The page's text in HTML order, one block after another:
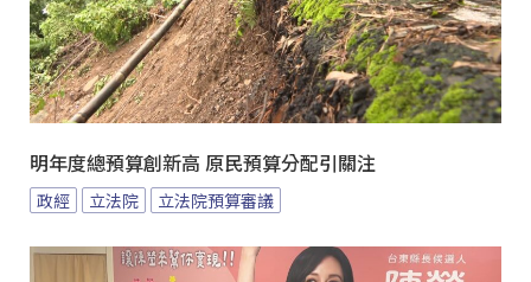
明年度總預算創新高 原民預算分配引關注
政經 立法院 立法院預算審議